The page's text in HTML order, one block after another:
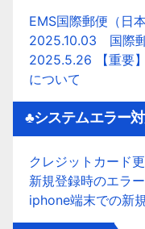
EMS国際郵便（日
2025.10.03 国際
2025.5.26 【重要
について
♣システムエラー
クレジットカード
新規登録時のエラ
iphone端末での新